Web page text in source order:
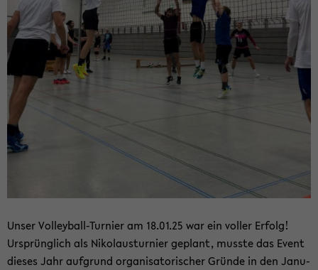
Unser Volleyball-​Turnier am 18.01.25 war ein vol­ler Er­folg!
Ur­sprüng­lich als Ni­ko­laus­tur­nier ge­plant, muss­te das Event
die­ses Jahr auf­grund or­ga­ni­sa­to­ri­scher Grün­de in den Ja­nu­